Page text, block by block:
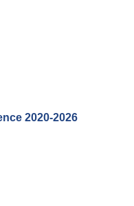
2020-2026